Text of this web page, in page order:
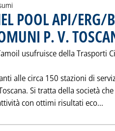
POOL API/ERG/
P. V.
usufruisce della Trasporti
alle circa 150 stazioni di
Si tratta della società che
con ottimi risultati eco...